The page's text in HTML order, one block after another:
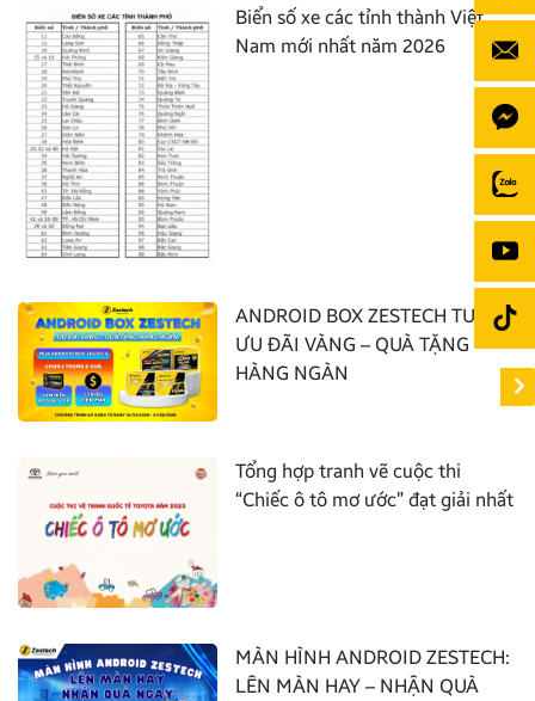
Biển số xe các tỉnh thành Việt
Nam mới nhất năm 2026
ANDROID BOX ZESTECH TUNG
ƯU ĐÃI VÀNG – QUÀ TẶNG
HÀNG NGÀN
Tổng hợp tranh vẽ cuộc thi
“Chiếc ô tô mơ ước” đạt giải nhất
MÀN HÌNH ANDROID ZESTECH:
LÊN MÀN HAY – NHẬN QUÀ